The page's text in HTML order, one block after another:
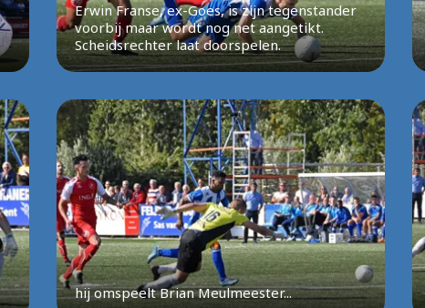
Erwin Franse, ex-Goes, is zijn tegenstander
voorbij maar wordt nog net aangetikt.
Scheidsrechter laat doorspelen.
hij omspeelt Brian Meulmeester...